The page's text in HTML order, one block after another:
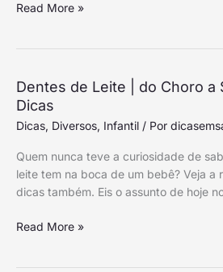
Read More »
Dentes de Leite | do Choro a
Dicas
Dicas, Diversos, Infantil / Por
Quem nunca teve a curiosidade de
leite tem na boca de um bebê? Veja a
dicas também. Eis o assunto de hoje
Dentes
de
Leite
do
Choro
a
em
Read More »